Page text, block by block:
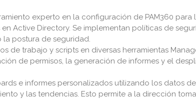
experto en la configuración de PAM360
Active Directory. Se implementan políticas de
postura de seguridad.
de trabajo y scripts en diversas herramientas
de permisos, la generación de informes y el
e informes personalizados utilizando los datos
y las tendencias. Esto permite a la dirección